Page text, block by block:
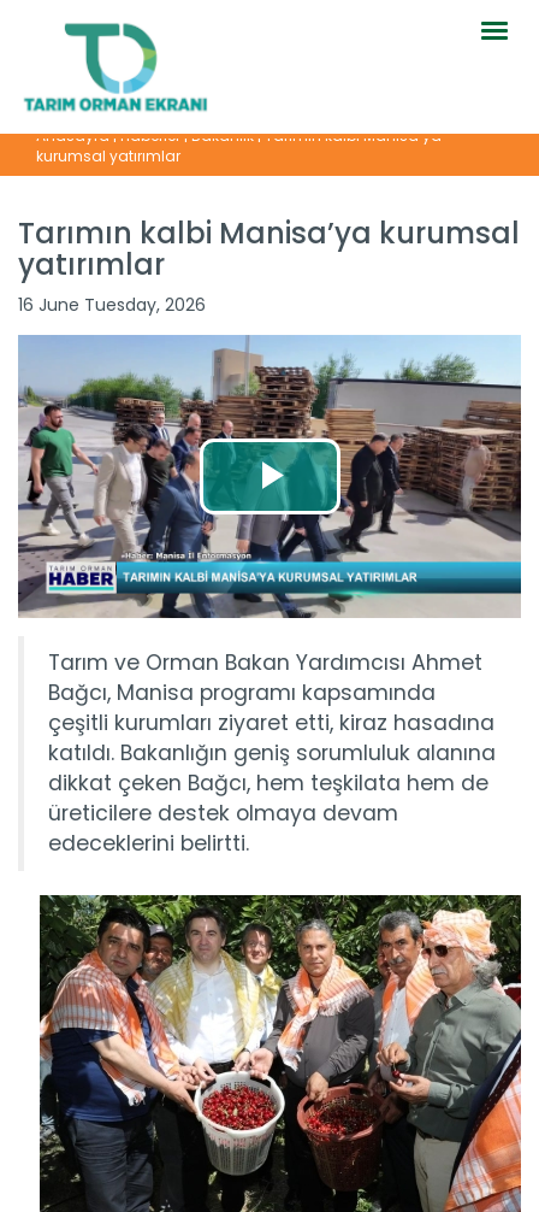
Anasayfa|Haberler|Bakanlık|Tarımın kalbi Manisa’ya
kurumsal yatırımlar
Tarımın kalbi Manisa’ya kurumsal
yatırımlar
16 June Tuesday, 2026
Tarım ve Orman Bakan Yardımcısı Ahmet
Bağcı, Manisa programı kapsamında
çeşitli kurumları ziyaret etti, kiraz hasadına
katıldı. Bakanlığın geniş sorumluluk alanına
dikkat çeken Bağcı, hem teşkilata hem de
üreticilere destek olmaya devam
edeceklerini belirtti.